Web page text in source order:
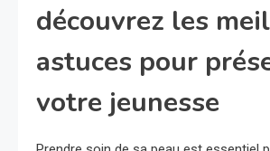
découvrez les
astuces pour
votre jeunesse